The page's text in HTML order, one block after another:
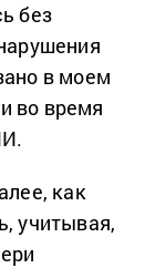
без
в моем
во время
как
учитывая,